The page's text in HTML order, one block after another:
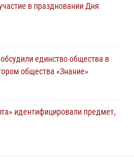
в праздновании Дня
единство общества в
общества «Знание»
идентифицировали предмет,